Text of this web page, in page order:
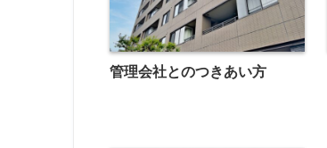
管理会社とのつきあい方